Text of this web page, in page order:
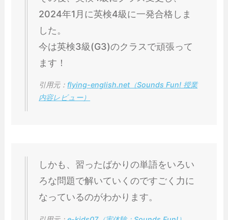
2024年1月に英検4級に一発合格しま
した。
今は英検3級(G3)のクラスで頑張って
ます！
引用元： flying-english.net（Sounds Fun! 授業
内容レビュー）
しかも、習ったばかりの単語をいろい
ろな問題で解いていくのですごく力に
なっているのがわかります。